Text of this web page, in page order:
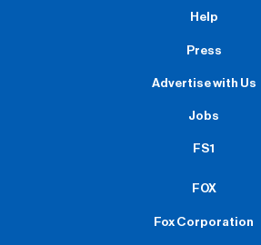
Help
Press
Advertise with Us
Jobs
FS1
FOX
Fox Corporation